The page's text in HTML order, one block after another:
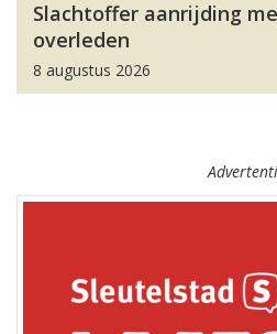
Slachtoffer aanrijding
overleden
8 augustus 2026